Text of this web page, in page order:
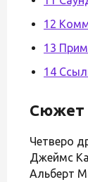
12
13
14
Сюжет
Четверо
Джеймс
Альберт